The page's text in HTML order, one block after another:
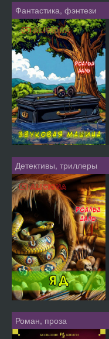
Фантастика, фэнтези
Детективы, триллеры
Роман, проза